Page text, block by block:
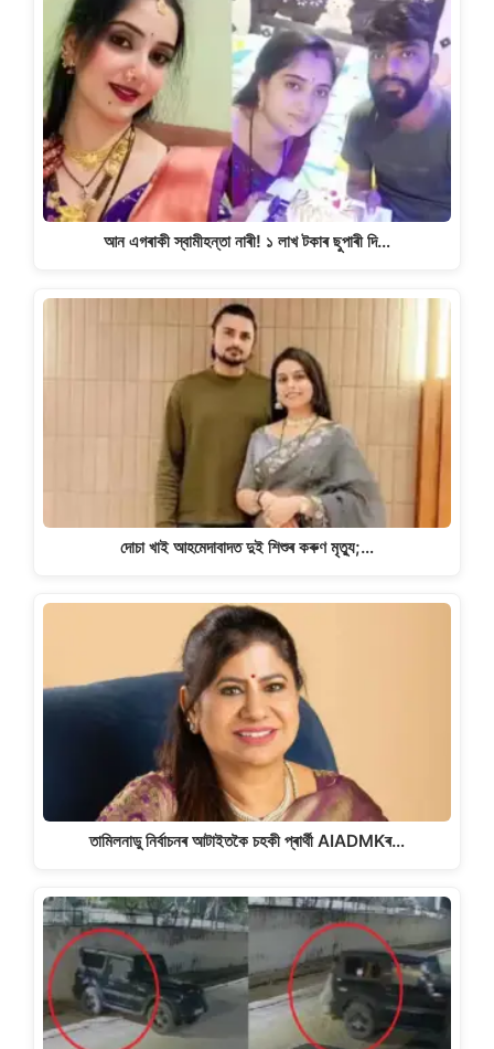
আন এগৰাকী স্বামীহন্তা নাৰী! ১ লাখ টকাৰ ছুপাৰী দি…
দোচা খাই আহমেদাবাদত দুই শিশুৰ কৰুণ মৃত্যু;…
তামিলনাডু নিৰ্বাচনৰ আটাইতকৈ চহকী প্ৰাৰ্থী AIADMKৰ…